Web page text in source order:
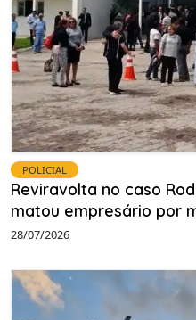
POLICIAL
Reviravolta no caso
matou empresário por
28/07/2026